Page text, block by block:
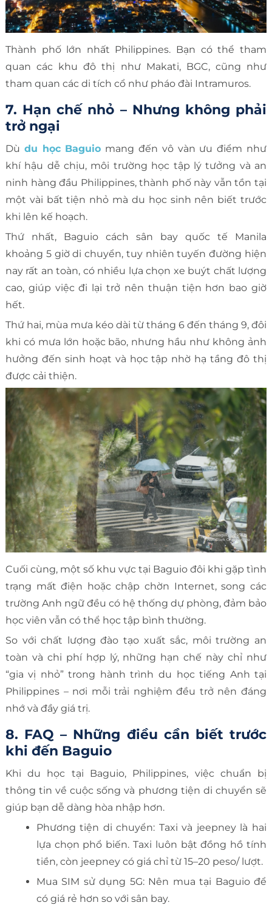
Thành phố lớn nhất Philippines. Bạn có thể tham
quan các khu đô thị như Makati, BGC, cũng như
tham quan các di tích cổ như pháo đài Intramuros.
7. Hạn chế nhỏ – Nhưng không phải
trở ngại
Dù du học Baguio mang đến vô vàn ưu điểm như
khí hậu dễ chịu, môi trường học tập lý tưởng và an
ninh hàng đầu Philippines, thành phố này vẫn tồn tại
một vài bất tiện nhỏ mà du học sinh nên biết trước
khi lên kế hoạch.
Thứ nhất, Baguio cách sân bay quốc tế Manila
khoảng 5 giờ di chuyển, tuy nhiên tuyến đường hiện
nay rất an toàn, có nhiều lựa chọn xe buýt chất lượng
cao, giúp việc đi lại trở nên thuận tiện hơn bao giờ
hết.
Thứ hai, mùa mưa kéo dài từ tháng 6 đến tháng 9, đôi
khi có mưa lớn hoặc bão, nhưng hầu như không ảnh
hưởng đến sinh hoạt và học tập nhờ hạ tầng đô thị
được cải thiện.
Cuối cùng, một số khu vực tại Baguio đôi khi gặp tình
trạng mất điện hoặc chập chờn Internet, song các
trường Anh ngữ đều có hệ thống dự phòng, đảm bảo
học viên vẫn có thể học tập bình thường.
So với chất lượng đào tạo xuất sắc, môi trường an
toàn và chi phí hợp lý, những hạn chế này chỉ như
“gia vị nhỏ” trong hành trình du học tiếng Anh tại
Philippines – nơi mỗi trải nghiệm đều trở nên đáng
nhớ và đầy giá trị.
8. FAQ – Những điều cần biết trước
khi đến Baguio
Khi du học tại Baguio, Philippines, việc chuẩn bị
thông tin về cuộc sống và phương tiện di chuyển sẽ
giúp bạn dễ dàng hòa nhập hơn.
Phương tiện di chuyển: Taxi và jeepney là hai
lựa chọn phổ biến. Taxi luôn bật đồng hồ tính
tiền, còn jeepney có giá chỉ từ 15–20 peso/ lượt.
Mua SIM sử dụng 5G: Nên mua tại Baguio để
có giá rẻ hơn so với sân bay.